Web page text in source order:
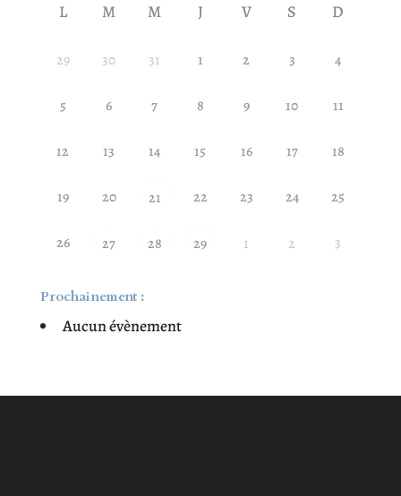
L M M J V S D
29 30 31 1 2 3 4
5 6 7 8 9 10 11
12 13 14 15 16 17 18
19 20 21 22 23 24 25
26 27 28 29 1 2 3
Prochainement :
Aucun évènement